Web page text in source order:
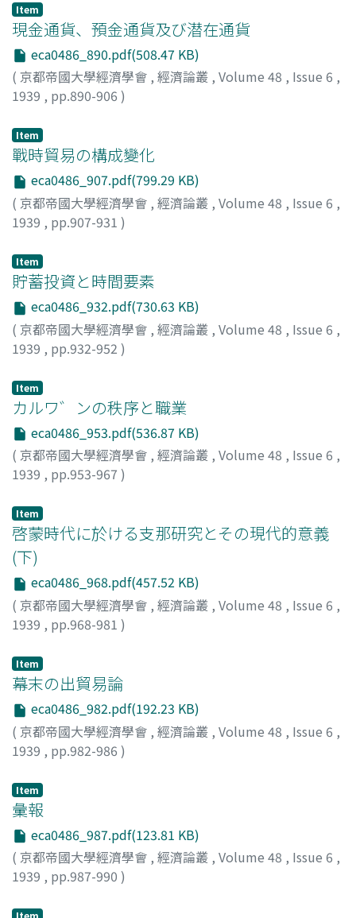
Item
現金通貨、預金通貨及び潜在通貨
eca0486_890.pdf(508.47 KB)
( 京都帝國大學經濟學會 , 經濟論叢 , Volume 48 , Issue 6 ,
1939 , pp.890-906 )
Item
戰時貿易の構成變化
eca0486_907.pdf(799.29 KB)
( 京都帝國大學經濟學會 , 經濟論叢 , Volume 48 , Issue 6 ,
1939 , pp.907-931 )
Item
貯蓄投資と時間要素
eca0486_932.pdf(730.63 KB)
( 京都帝國大學經濟學會 , 經濟論叢 , Volume 48 , Issue 6 ,
1939 , pp.932-952 )
Item
カルワ゛ンの秩序と職業
eca0486_953.pdf(536.87 KB)
( 京都帝國大學經濟學會 , 經濟論叢 , Volume 48 , Issue 6 ,
1939 , pp.953-967 )
Item
啓蒙時代に於ける支那研究とその現代的意義
(下)
eca0486_968.pdf(457.52 KB)
( 京都帝國大學經濟學會 , 經濟論叢 , Volume 48 , Issue 6 ,
1939 , pp.968-981 )
Item
幕末の出貿易論
eca0486_982.pdf(192.23 KB)
( 京都帝國大學經濟學會 , 經濟論叢 , Volume 48 , Issue 6 ,
1939 , pp.982-986 )
Item
彙報
eca0486_987.pdf(123.81 KB)
( 京都帝國大學經濟學會 , 經濟論叢 , Volume 48 , Issue 6 ,
1939 , pp.987-990 )